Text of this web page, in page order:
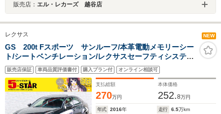
販売店： エル・レカーズ 越谷店
レクサス NEW
GS 200t Fスポーツ サンルーフ/本革電動メモリーシー
ト/シートベンチレーション/レクサスセーフティシステム
+/レーダークルコン/レーンアシスト/オートマチックハイ
ビーム/ステアリングヒーター/純正ナビ/バックカメラ
販売店保証 車両品質評価書付 購入プラン付 オンライン相談可
支払総額
270万円
本体価格
252.8万円
年式 2016年 走行 6.5万km